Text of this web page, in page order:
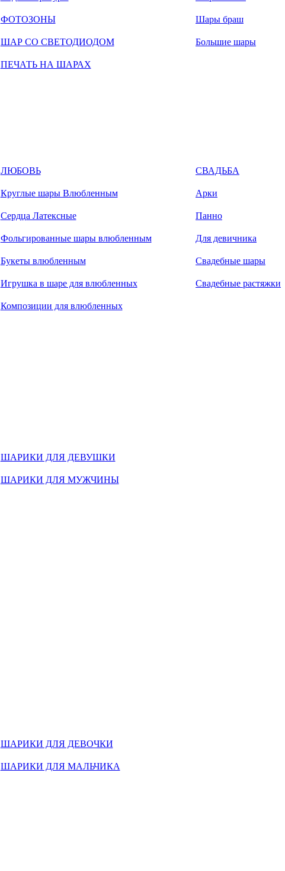
ФОТОЗОНЫ
ШАР СО СВЕТОДИОДОМ
ПЕЧАТЬ НА ШАРАХ
Шары браш
Большие шары
ЛЮБОВЬ
Круглые шары Влюбленным
Сердца Латексные
Фольгированные шары влюбленным
Букеты влюбленным
Игрушка в шаре для влюбленных
Композиции для влюбленных
СВАДЬБА
Арки
Панно
Для девичника
Свадебные шары
Свадебные растяжки
ШАРИКИ ДЛЯ ДЕВУШКИ
ШАРИКИ ДЛЯ МУЖЧИНЫ
ШАРИКИ ДЛЯ ДЕВОЧКИ
ШАРИКИ ДЛЯ МАЛЬЧИКА